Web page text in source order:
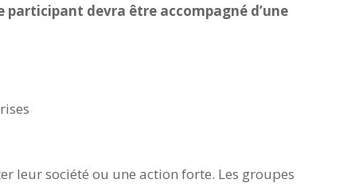
participant devra être accompagné d’une
leur société ou une action forte. Les groupes